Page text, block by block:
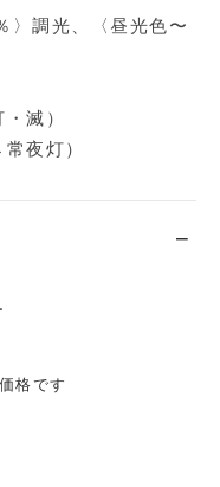
調光、〈昼光色〜
滅）
夜灯）
格です